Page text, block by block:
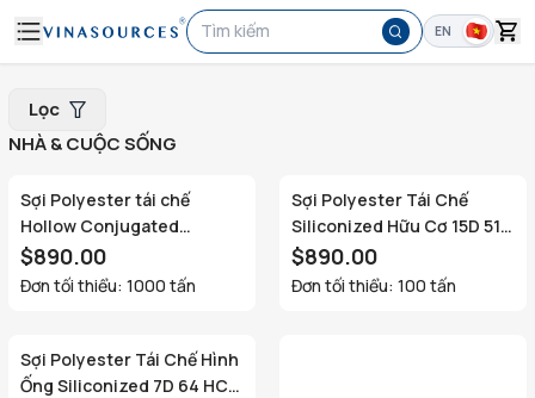
Tìm kiếm EN
NHÀ & CUỘC SỐNG
Lọc
Sợi Polyester tái chế
Hollow Conjugated
Siliconized 7D 64 HCS cho
đệm cao cấp từ Việt Nam
$890.00
Đơn tối thiểu: 1000 tấn
Sợi Polyester Tái Chế
Siliconized Hữu Cơ 15D 51
HCS cho Đệm Thời Trang
từ Việt Nam
$890.00
Đơn tối thiểu: 100 tấn
Sợi Polyester Tái Chế Hình
Ống Siliconized 7D 64 HCS